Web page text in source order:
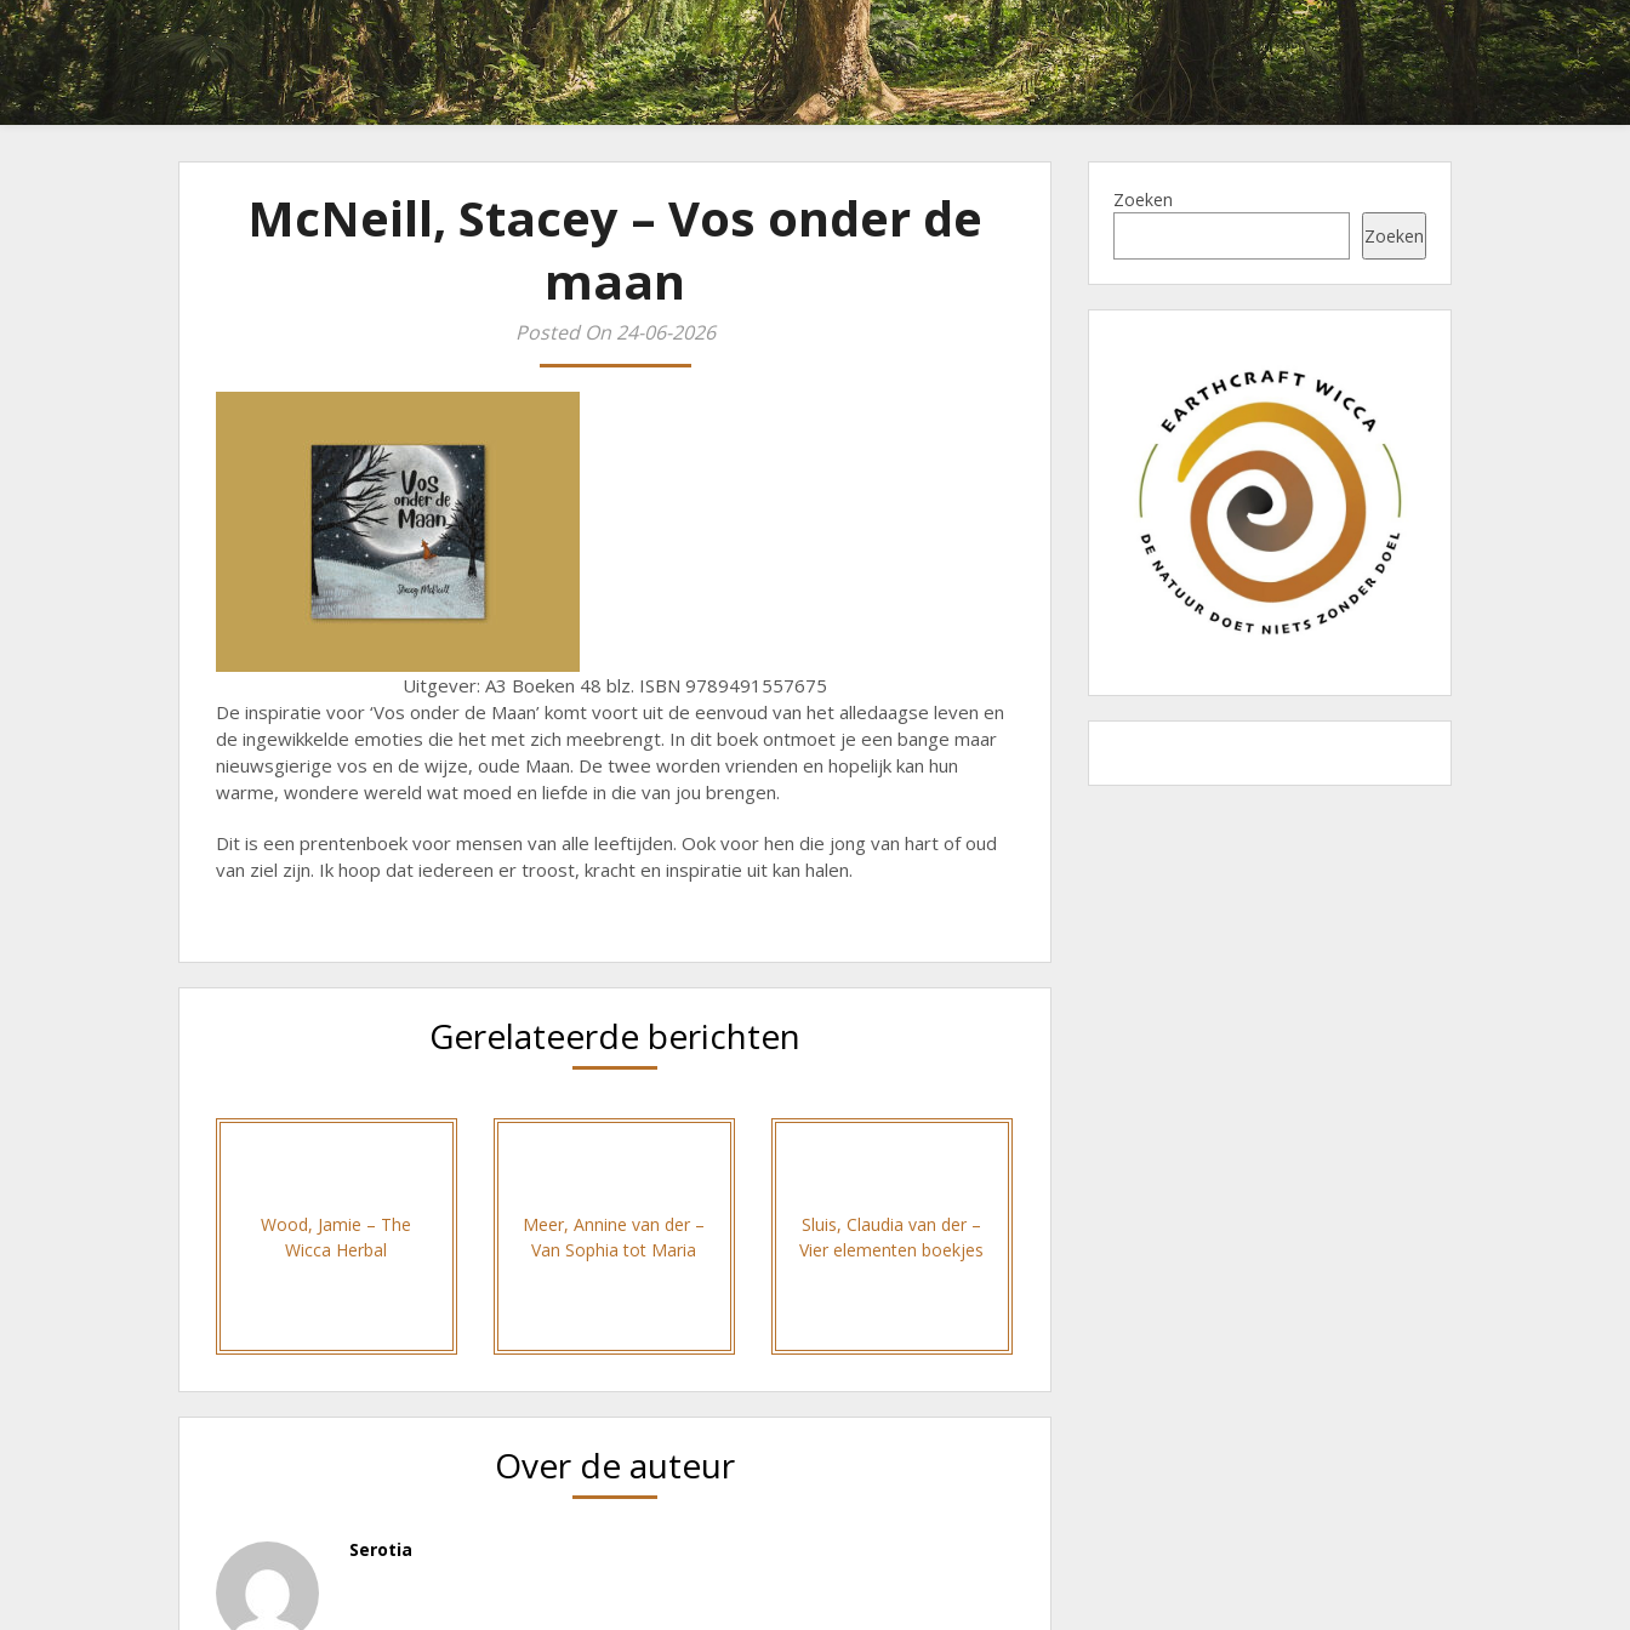
McNeill, Stacey – Vos onder de
maan
Posted On 24-06-2026
Uitgever: A3 Boeken 48 blz. ISBN 9789491557675
De inspiratie voor ‘Vos onder de Maan’ komt voort uit de eenvoud van het alledaagse leven en
de ingewikkelde emoties die het met zich meebrengt. In dit boek ontmoet je een bange maar
nieuwsgierige vos en de wijze, oude Maan. De twee worden vrienden en hopelijk kan hun
warme, wondere wereld wat moed en liefde in die van jou brengen.
Dit is een prentenboek voor mensen van alle leeftijden. Ook voor hen die jong van hart of oud
van ziel zijn. Ik hoop dat iedereen er troost, kracht en inspiratie uit kan halen.
Gerelateerde berichten
Wood, Jamie – The
Wicca Herbal
Meer, Annine van der –
Van Sophia tot Maria
Sluis, Claudia van der –
Vier elementen boekjes
Over de auteur
Serotia
Zoeken
Zoeken